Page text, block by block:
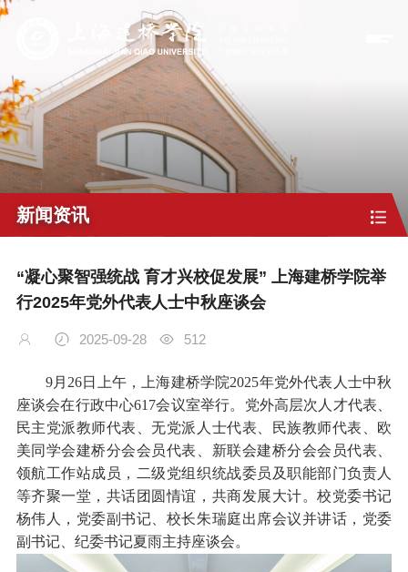
新闻资讯
“凝心聚智强统战 育才兴校促发展” 上海建桥学院举
行2025年党外代表人士中秋座谈会
2025-09-28 512
9月26日上午，上海建桥学院2025年党外代表人士中秋
座谈会在行政中心617会议室举行。党外高层次人才代表、
民主党派教师代表、无党派人士代表、民族教师代表、欧
美同学会建桥分会会员代表、 新联会建桥分会会员代表、
领航工作站成员，二级党组织统战委员及职能部门负责人
等齐聚一堂，共话团圆情谊，共商发展大计。校党委书记
杨伟人，党委副书记、校长朱瑞庭出席会议并讲话 ，党委
副书记、纪委书记夏雨主持座谈会。